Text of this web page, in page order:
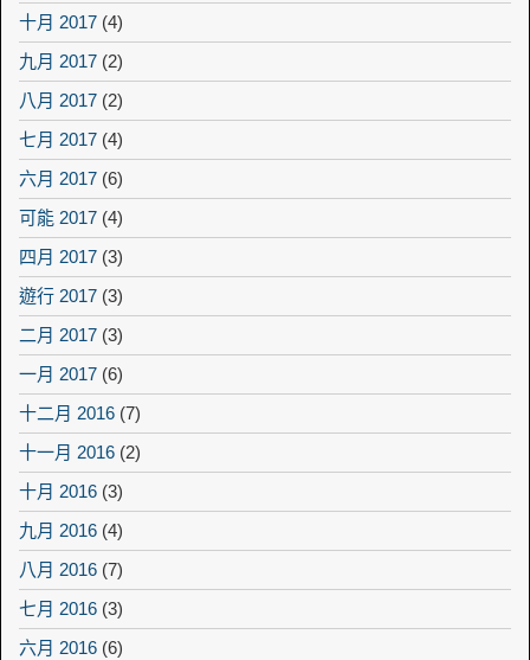
十月 2017 (4)
九月 2017 (2)
八月 2017 (2)
七月 2017 (4)
六月 2017 (6)
可能 2017 (4)
四月 2017 (3)
遊行 2017 (3)
二月 2017 (3)
一月 2017 (6)
十二月 2016 (7)
十一月 2016 (2)
十月 2016 (3)
九月 2016 (4)
八月 2016 (7)
七月 2016 (3)
六月 2016 (6)